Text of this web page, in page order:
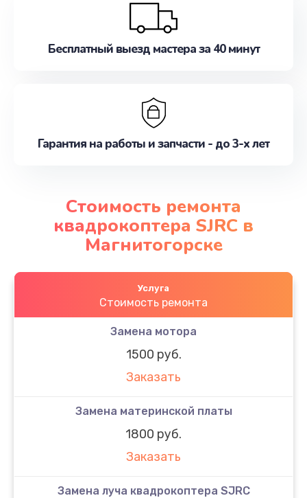
Бесплатный выезд мастера за 40 минут
Гарантия на работы и запчасти - до 3-х лет
Стоимость ремонта
квадрокоптера SJRC в
Магнитогорске
Услуга
Стоимость ремонта
Замена мотора
1500 руб.
Заказать
Замена материнской платы
1800 руб.
Заказать
Замена луча квадрокоптера SJRC